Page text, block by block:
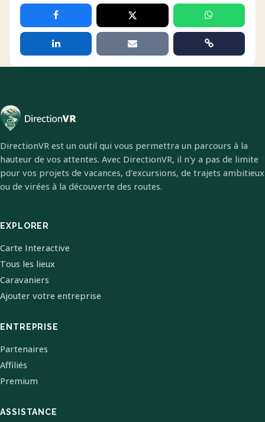
DirectionVR est un outil qui vous permettra un parcours à la
hauteur de vos attentes. Avec DirectionVR, il n'y a pas de limite
pour vos projets de vacances, d'excursions, de trajets ambitieux
ou de virées à la découverte des routes.
EXPLORER
Carte Interactive
Tous les lieux
Caravaniers
Ajouter votre entreprise
ENTREPRISE
Partenaires
Affiliés
Premium
ASSISTANCE